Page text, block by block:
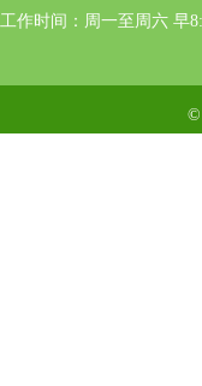
工作时间：周一至周六 早
©